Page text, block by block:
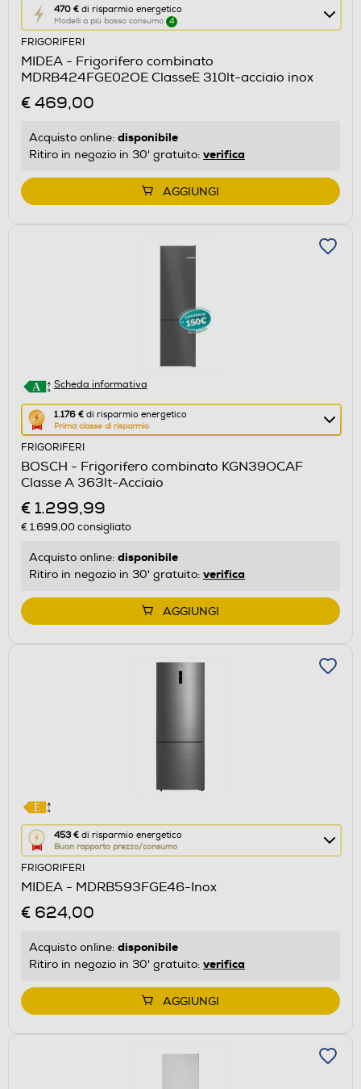
470 € di risparmio energetico
Modelli a più basso consumo 4
Questa
azione
aprirà
il
Calcolatore
di
energetico
Youreko.
FRIGORIFERI
MIDEA - Frigorifero combinato
MDRB424FGE02OE ClasseE 310lt-acciaio inox
€ 469,00
Acquisto online: disponibile
Ritiro in negozio in 30' gratuito: verifica
AGGIUNGI
Scheda informativa
1.176 € di risparmio energetico
Prima classe di risparmio
Questa
azione
aprirà
il
Calcolatore
di
risparmio
energetico
di
FRIGORIFERI
BOSCH - Frigorifero combinato KGN39OCAF
Classe A 363lt-Acciaio
€ 1.299,99
€ 1.699,00consigliato
Acquisto online: disponibile
Ritiro in negozio in 30' gratuito: verifica
AGGIUNGI
453 € di risparmio energetico
Buon rapporto prezzo/consumo
Questa
azione
aprirà
il
Calcolatore
risparmio
energetico
di
Youreko.
FRIGORIFERI
MIDEA - MDRB593FGE46-Inox
€ 624,00
Acquisto online: disponibile
Ritiro in negozio in 30' gratuito: verifica
AGGIUNGI